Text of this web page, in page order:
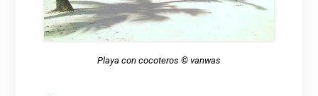
Playa con cocoteros © vanwas